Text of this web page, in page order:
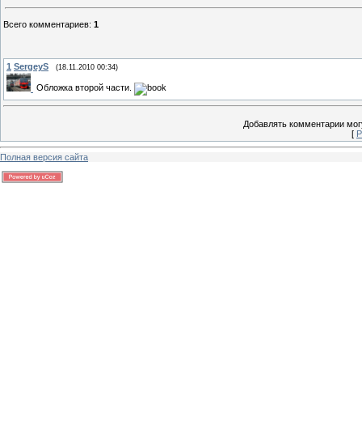
Всего комментариев: 1
1 SergeyS (18.11.2010 00:34)
Обложка второй части.
Добавлять комментарии
[
Полная версия сайта